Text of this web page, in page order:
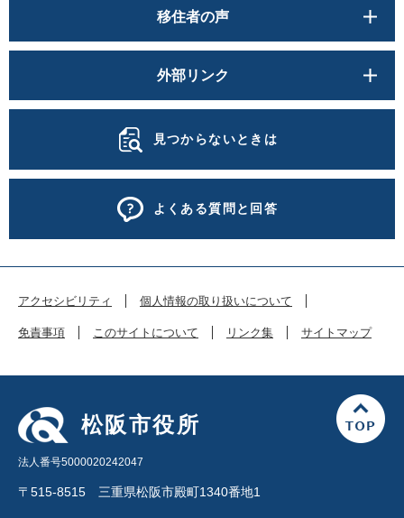
移住者の声
外部リンク
見つからないときは
よくある質問と回答
アクセシビリティ 個人情報の取り扱いについて
免責事項 このサイトについて リンク集 サイトマップ
松阪市役所
法人番号5000020242047
〒515-8515 三重県松阪市殿町1340番地1